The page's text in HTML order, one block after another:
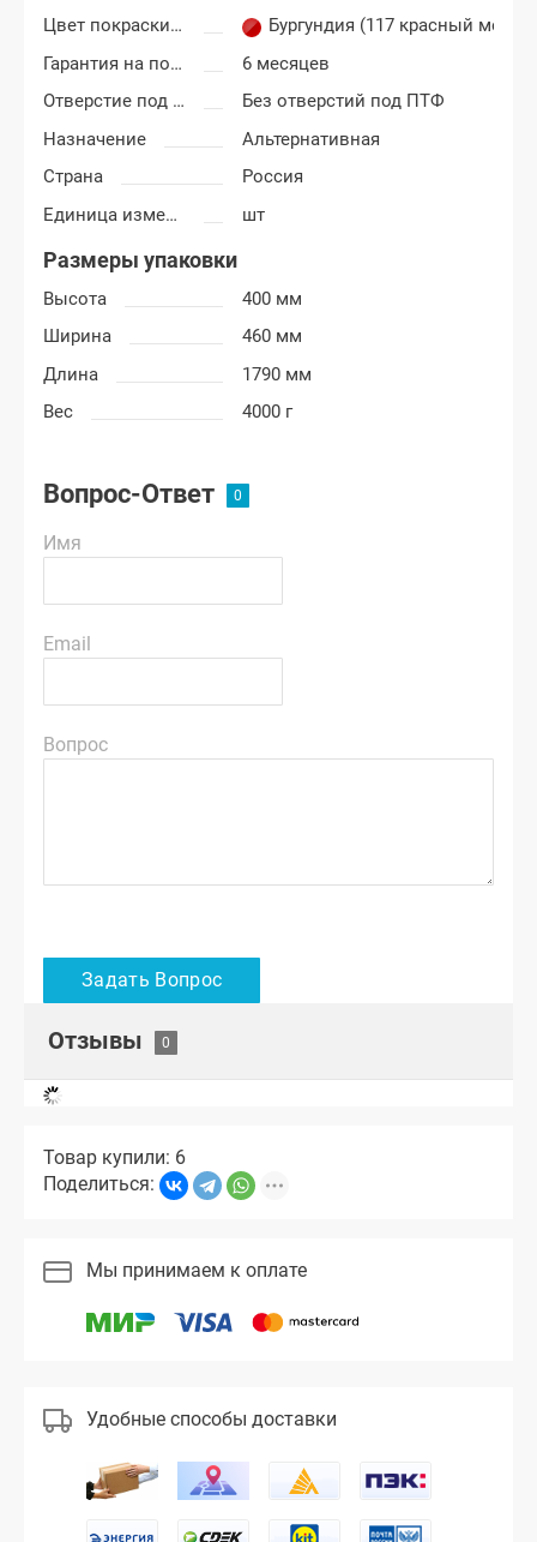
Цвет покраски Лада Гранта
Бургундия (117 красный
Гарантия на покраску
6 месяцев
Отверстие под ПТФ
Без отверстий под ПТФ
Назначение
Альтернативная
Страна
Россия
Единица измерения
шт
Размеры упаковки
Высота
400 мм
Ширина
460 мм
Длина
1790 мм
Вес
4000 г
Вопрос-Ответ
Имя
Email
Вопрос
Отзывы
Товар купили: 6
Поделиться:
Мы принимаем к оплате
Удобные способы доставки